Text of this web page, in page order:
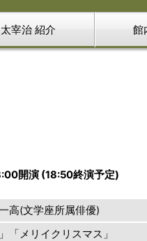
太宰治 紹介 館
開演 (18:50終演予定)
高(文学座所属俳優)
」「メリイクリスマス」